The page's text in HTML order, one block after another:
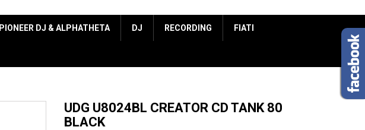
PIONEER DJ & ALPHATHETA DJ RECORDING FIATI
UDG U8024BL CREATOR CD TANK 80
BLACK